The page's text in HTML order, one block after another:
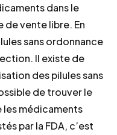
dans le
de vente libre. En
sans ordonnance
Il existe de
des pilules sans
de trouver le
les médicaments
par la FDA, c’est